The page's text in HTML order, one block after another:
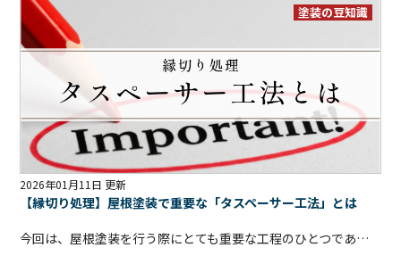
2026年01月11日 更新
【縁切り処理】屋根塗装で重要な「タスペーサー工法」とは
今回は、屋根塗装を行う際にとても重要な工程のひとつである 「タスペーサー工法」についてご説明します。 屋根塗装の見積書や工事内容を見ていると、 「タスペーサー」や「縁切り」といった言葉を目にすることがありますが、 初めての方には少し分かりにくいですよね
塗装の豆知識